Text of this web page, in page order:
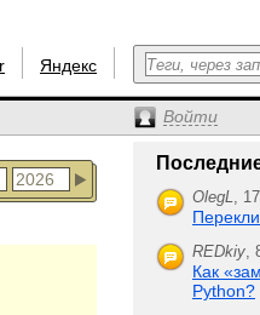
Яндекс
Войти
OlegL,
REDkiy,
Как
Python?